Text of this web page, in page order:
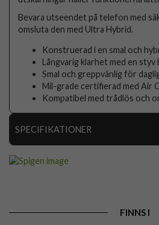
Bevara utseendet på telefon med
omsluta den med Ultra Hybrid.
Konstruerad i en smal och
Långvarig klarhet med en styv
Smal och greppvänlig för
Mil-grade certifierad med Air
Kompatibel med trådlös och
SPECIFIKATIONER
FINNS I